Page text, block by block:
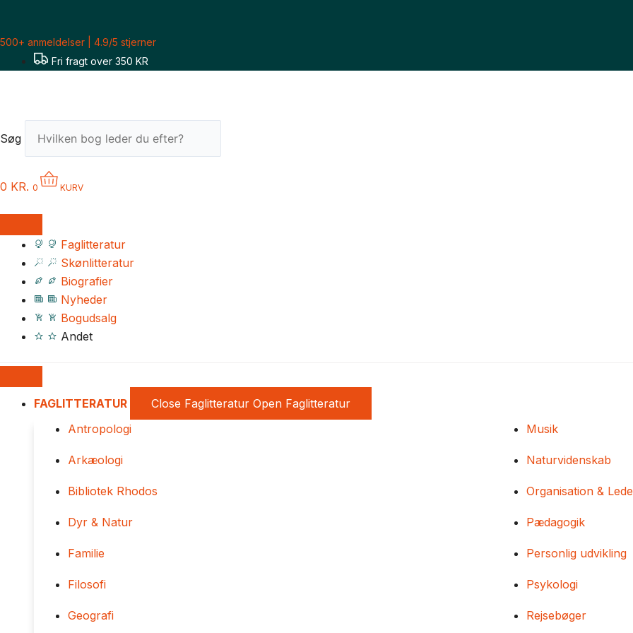
indholdet
500+ anmeldelser | 4.9/5 stjerner
Fri fragt over 350 KR
Søg
0 KR. 0 KURV
Faglitteratur
Skønlitteratur
Biografier
Nyheder
Bogudsalg
Andet
FAGLITTERATUR Close Faglitteratur Open Faglitteratur
Antropologi
Arkæologi
Bibliotek Rhodos
Dyr & Natur
Familie
Filosofi
Geografi
Musik
Naturvidenskab
Organisation &
Pædagogik
Personlig udvikling
Psykologi
Rejsebøger